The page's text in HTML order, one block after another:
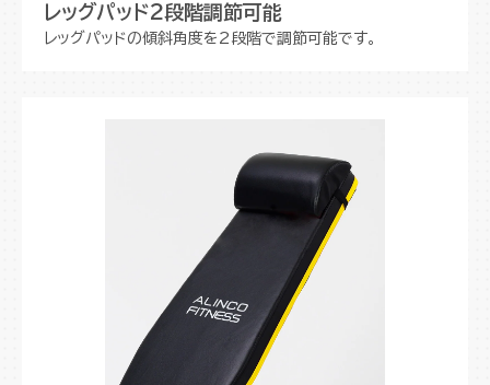
レッグパッド2段階調節可能
レッグパッドの傾斜角度を2段階で調節可能です。